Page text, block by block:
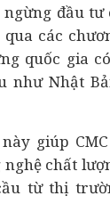
ngừng đầu tư
các
quốc gia
như Nhật
giúp
chất
từ thị